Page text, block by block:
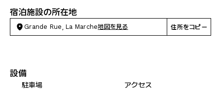
宿泊施設の所在地
Grande Rue, La Marche地図を見る 住所をコピー
設備
駐車場
アクセス